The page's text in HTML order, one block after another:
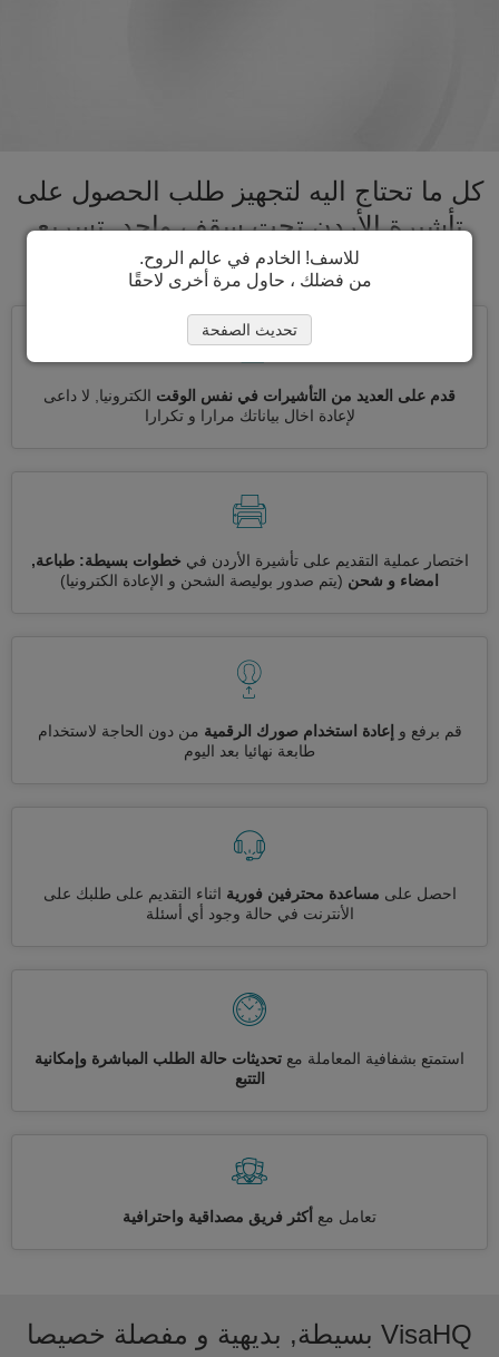
كل ما تحتاج اليه لتجهيز طلب الحصول على
تأشيرة الأردن تحت سقف واحد. تسريع
عملية الحصول على تأشيرة الأردن
قدم على العديد من التأشيرات في نفس الوقت الكترونيا, لا داعى
لإعادة اخال بياناتك مرارا و تكرارا
اختصار عملية التقديم على تأشيرة الأردن في خطوات بسيطة: طباعة,
امضاء و شحن (يتم صدور بوليصة الشحن و الإعادة الكترونيا)
قم برفع و إعادة استخدام صورك الرقمية من دون الحاجة لاستخدام
طابعة نهائيا بعد اليوم
احصل على مساعدة محترفين فورية اثناء التقديم على طلبك على
الأنترنت في حالة وجود أي أسئلة
استمتع بشفافية المعاملة مع تحديثات حالة الطلب المباشرة وإمكانية
التتبع
تعامل مع أكثر فريق مصداقية واحترافية
VisaHQ بسيطة, بديهية و مفصلة خصيصا
للاسف! الخادم في عالم الروح.
من فضلك ، حاول مرة أخرى لاحقًا
تحديث الصفحة